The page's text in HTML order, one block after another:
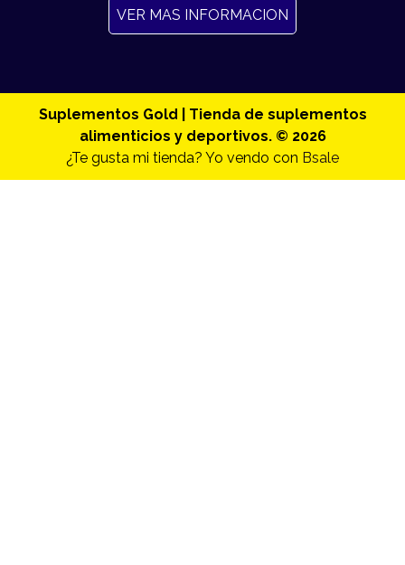
VER MAS INFORMACION
Suplementos Gold | Tienda de suplementos
alimenticios y deportivos. © 2026
¿Te gusta mi tienda? Yo vendo con Bsale